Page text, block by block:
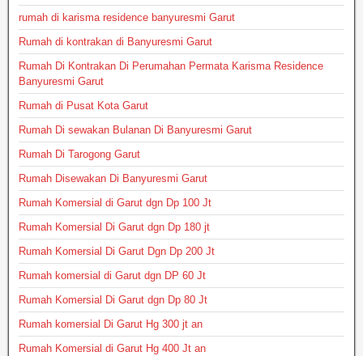
rumah di karisma residence banyuresmi Garut
Rumah di kontrakan di Banyuresmi Garut
Rumah Di Kontrakan Di Perumahan Permata Karisma Residence
Banyuresmi Garut
Rumah di Pusat Kota Garut
Rumah Di sewakan Bulanan Di Banyuresmi Garut
Rumah Di Tarogong Garut
Rumah Disewakan Di Banyuresmi Garut
Rumah Komersial di Garut dgn Dp 100 Jt
Rumah Komersial Di Garut dgn Dp 180 jt
Rumah Komersial Di Garut Dgn Dp 200 Jt
Rumah komersial di Garut dgn DP 60 Jt
Rumah Komersial Di Garut dgn Dp 80 Jt
Rumah komersial Di Garut Hg 300 jt an
Rumah Komersial di Garut Hg 400 Jt an